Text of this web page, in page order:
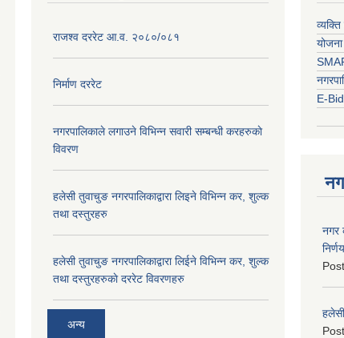
राजश्व दररेट आ.व. २०८०/०८१
निर्माण दररेट
नगरपालिकाले लगाउने विभिन्न सवारी सम्बन्धी करहरुकाे
विवरण
हलेसी तुवाचुङ नगरपालिकाद्वारा लिइने विभिन्न कर, शुल्क
तथा दस्तुरहरु
हलेसी तुवाचुङ नगरपालिकाद्वारा लिईने विभिन्न कर, शुल्क
तथा दस्तुरहरुकाे दररेट विवरणहरु
अन्य
E-
नगर
निर्णय